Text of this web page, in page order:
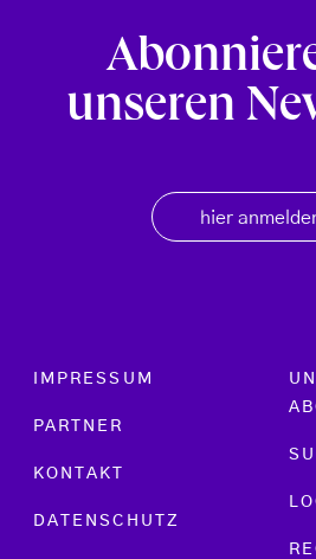
unseren
hier
Footer menu
IMPRESSUM
PARTNER
KONTAKT
DATENSCHUTZ